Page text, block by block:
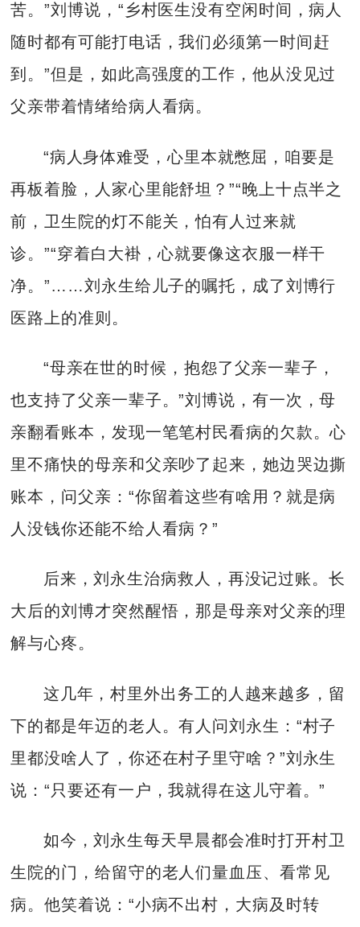
苦。”刘博说，“乡村医生没有空闲时间，病人
随时都有可能打电话，我们必须第一时间赶
到。”但是，如此高强度的工作，他从没见过
父亲带着情绪给病人看病。
“病人身体难受，心里本就憋屈，咱要是
再板着脸，人家心里能舒坦？”“晚上十点半之
前，卫生院的灯不能关，怕有人过来就
诊。”“穿着白大褂，心就要像这衣服一样干
净。”……刘永生给儿子的嘱托，成了刘博行
医路上的准则。
“母亲在世的时候，抱怨了父亲一辈子，
也支持了父亲一辈子。”刘博说，有一次，母
亲翻看账本，发现一笔笔村民看病的欠款。心
里不痛快的母亲和父亲吵了起来，她边哭边撕
账本，问父亲：“你留着这些有啥用？就是病
人没钱你还能不给人看病？”
后来，刘永生治病救人，再没记过账。长
大后的刘博才突然醒悟，那是母亲对父亲的理
解与心疼。
这几年，村里外出务工的人越来越多，留
下的都是年迈的老人。有人问刘永生：“村子
里都没啥人了，你还在村子里守啥？”刘永生
说：“只要还有一户，我就得在这儿守着。”
如今，刘永生每天早晨都会准时打开村卫
生院的门，给留守的老人们量血压、看常见
病。他笑着说：“小病不出村，大病及时转